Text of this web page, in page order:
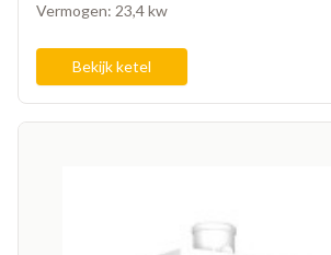
Vermogen: 23,4 kw
Bekijk ketel